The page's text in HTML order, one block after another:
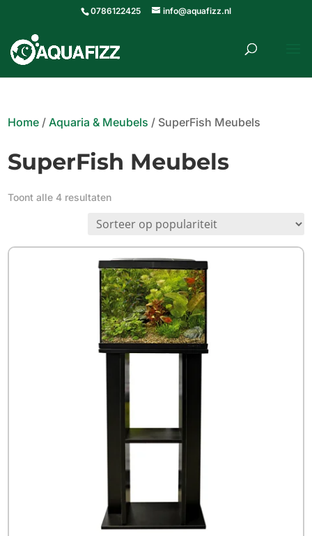
0786122425 info@aquafizz.nl
Home /Aquaria & Meubels / SuperFish Meubels
SuperFish Meubels
Toont alle 4 resultatenGesorteerd
populariteit